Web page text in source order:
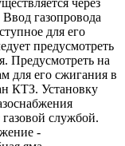
через
газопровода
для его
предусмотреть
Предусмотреть на
для его сжигания в
КТЗ. Установку
службой.
-